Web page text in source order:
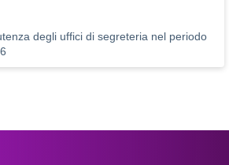
degli uffici di segreteria nel periodo